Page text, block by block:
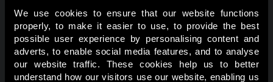
We use cookies to ensure that our website functions
properly, to make it easier to use, to provide the best
possible user experience by personalising content and
adverts, to enable social media features, and to analyse
our website traffic. These cookies help us to better
understand how our visitors use our website, enabling us
fiókodban a személyes profiloldalon hozzájárulást kell adnod,
hogy részt kívánsz venni a promóciókban!
Részvételi feltételek